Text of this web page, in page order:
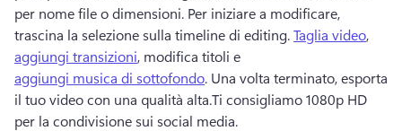
per nome file o dimensioni. Per iniziare a modificare,
trascina la selezione sulla timeline di editing. Taglia video,
aggiungi transizioni, modifica titoli e
aggiungi musica di sottofondo. Una volta terminato, esporta
il tuo video con una qualità alta.Ti consigliamo 1080p HD
per la condivisione sui social media.